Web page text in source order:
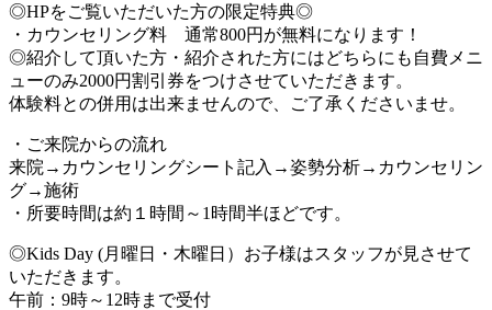
◎HPをご覧いただいた方の限定特典◎
・カウンセリング料 通常800円が無料になります！
◎紹介して頂いた方・紹介された方にはどちらにも自費メニ
ューのみ2000円割引券をつけさせていただきます。
体験料との併用は出来ませんので、ご了承くださいませ。
・ご来院からの流れ
来院→カウンセリングシート記入→姿勢分析→カウンセリン
グ→施術
・所要時間は約１時間～1時間半ほどです。
◎Kids Day (月曜日・木曜日）お子様はスタッフが見させて
いただきます。
午前：9時～12時まで受付